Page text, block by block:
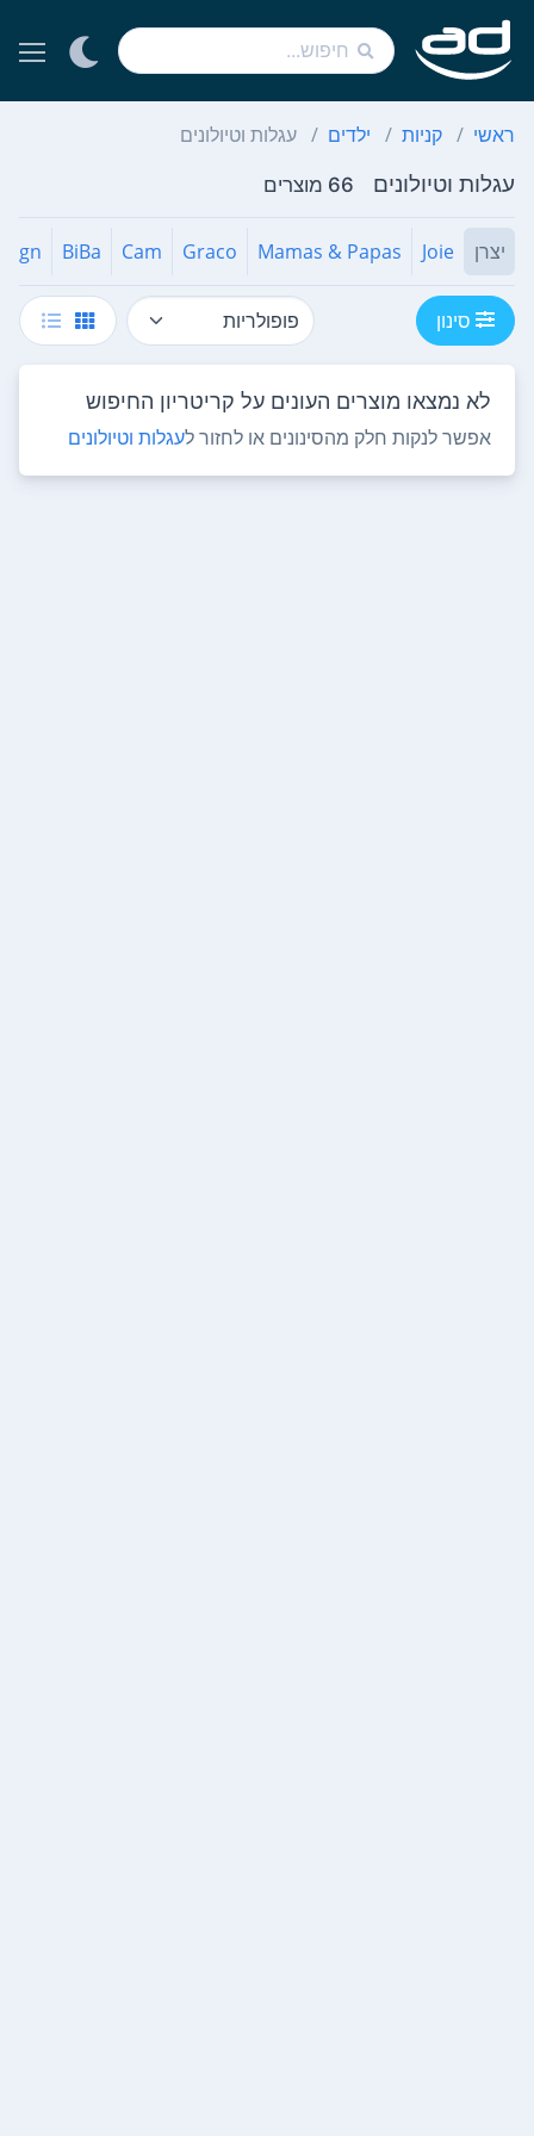
ראשי קניות ילדים עגלות וטיולונים
עגלות וטיולונים 66 מוצרים
יצרן Joie
Mamas & Papas
Graco
Cam
BiBa
סינון
לא נמצאו מוצרים העונים על קריטריון החיפוש
אפשר לנקות חלק מהסינונים או לחזור לעגלות וטיולונים